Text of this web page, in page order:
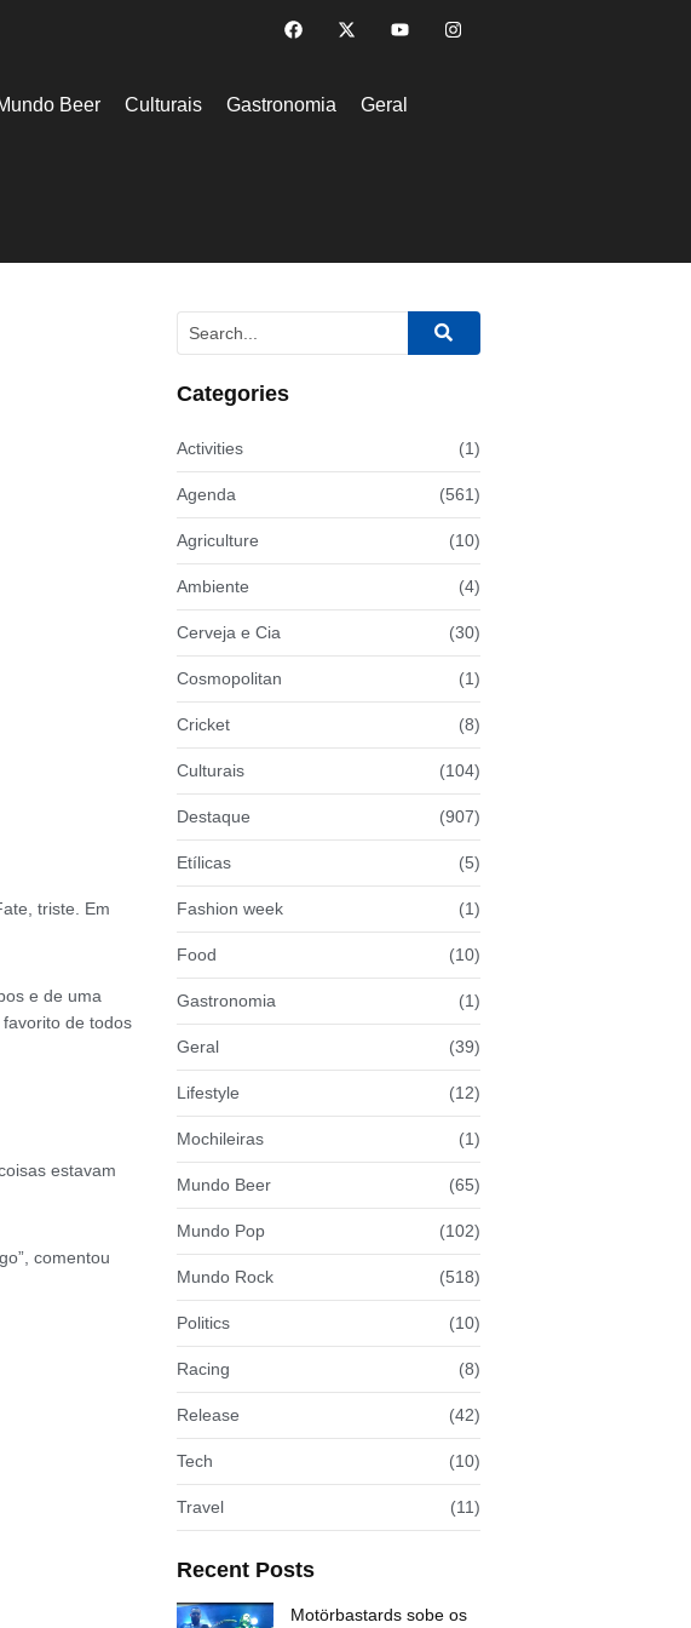
Beer Culturais Gastronomia Geral
triste. Em
e de uma
de todos
estavam
comentou
Categories
Activities (1)
Agenda (561)
Agriculture (10)
Ambiente (4)
Cerveja e Cia (30)
Cosmopolitan (1)
Cricket (8)
Culturais (104)
Destaque (907)
Etílicas (5)
Fashion week (1)
Food (10)
Gastronomia (1)
Geral (39)
Lifestyle (12)
Mochileiras (1)
Mundo Beer (65)
Mundo Pop (102)
Mundo Rock (518)
Politics (10)
Racing (8)
Release (42)
Tech (10)
Travel (11)
Recent Posts
Motörbastards sobe os